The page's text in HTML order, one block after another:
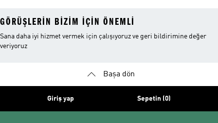
GÖRÜŞLERIN BIZIM IÇIN ÖNEMLI
Sana daha iyi hizmet vermek için çalışıyoruz ve geri bildirimine değer
veriyoruz
Başa dön
Giriş yap Sepetin (0)